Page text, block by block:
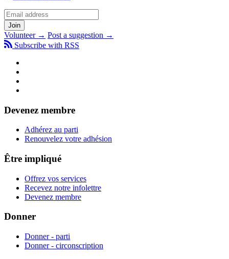
Volunteer → Post a suggestion →
Subscribe with RSS
Devenez membre
Adhérez au parti
Renouvelez votre adhésion
Être impliqué
Offrez vos services
Recevez notre infolettre
Devenez membre
Donner
Donner - parti
Donner - circonscription